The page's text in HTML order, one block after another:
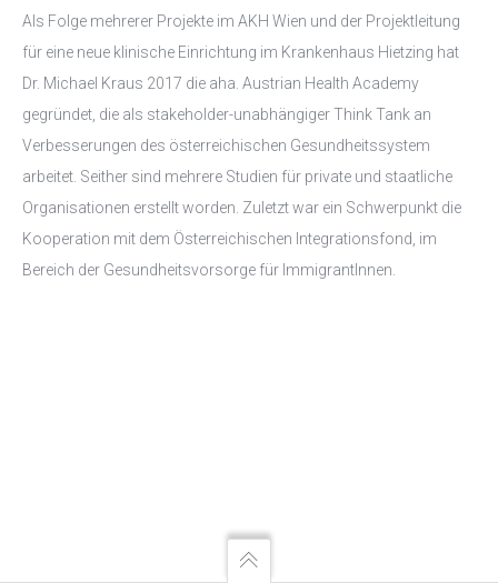
Als Folge mehrerer Projekte im AKH Wien und der Projektleitung
für eine neue klinische Einrichtung im Krankenhaus Hietzing hat
Dr. Michael Kraus 2017 die aha. Austrian Health Academy
gegründet, die als stakeholder-unabhängiger Think Tank an
Verbesserungen des österreichischen Gesundheitssystem
arbeitet. Seither sind mehrere Studien für private und staatliche
Organisationen erstellt worden. Zuletzt war ein Schwerpunkt die
Kooperation mit dem Österreichischen Integrationsfond, im
Bereich der Gesundheitsvorsorge für ImmigrantInnen.